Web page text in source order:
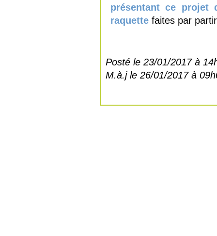
présentant ce projet
raquette faites par
Posté le 23/01/2017 à
M.à.j le 26/01/2017 à